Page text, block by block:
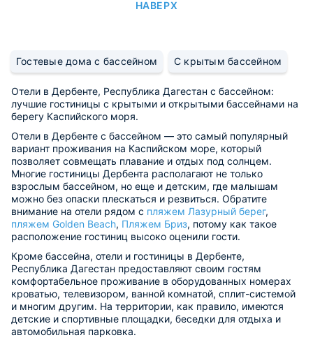
НАВЕРХ
Гостевые дома с бассейном С крытым бассейном
Отели в Дербенте, Республика Дагестан с бассейном:
лучшие гостиницы с крытыми и открытыми бассейнами на
берегу Каспийского моря.
Отели в Дербенте с бассейном — это самый популярный
вариант проживания на Каспийском море, который
позволяет совмещать плавание и отдых под солнцем.
Многие гостиницы Дербента располагают не только
взрослым бассейном, но еще и детским, где малышам
можно без опаски плескаться и резвиться. Обратите
внимание на отели рядом с пляжем Лазурный берег,
пляжем Golden Beach, Пляжем Бриз, потому как такое
расположение гостиниц высоко оценили гости.
Кроме бассейна, отели и гостиницы в Дербенте,
Республика Дагестан предоставляют своим гостям
комфортабельное проживание в оборудованных номерах
кроватью, телевизором, ванной комнатой, сплит-системой
и многим другим. На территории, как правило, имеются
детские и спортивные площадки, беседки для отдыха и
автомобильная парковка.